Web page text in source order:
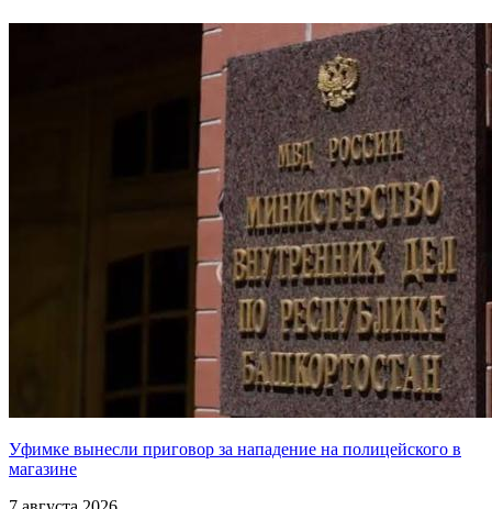
Уфимке вынесли приговор за нападение на полицейского в
магазине